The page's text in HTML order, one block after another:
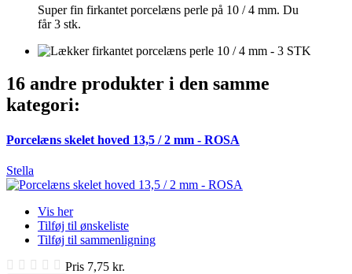
Super fin firkantet porcelæns perle på 10 / 4 mm. Du
får 3 stk.
16 andre produkter i den samme
kategori:
Porcelæns skelet hoved 13,5 / 2 mm - ROSA
Stella
Vis her
Tilføj til ønskeliste
Tilføj til sammenligning
Pris 7,75 kr.